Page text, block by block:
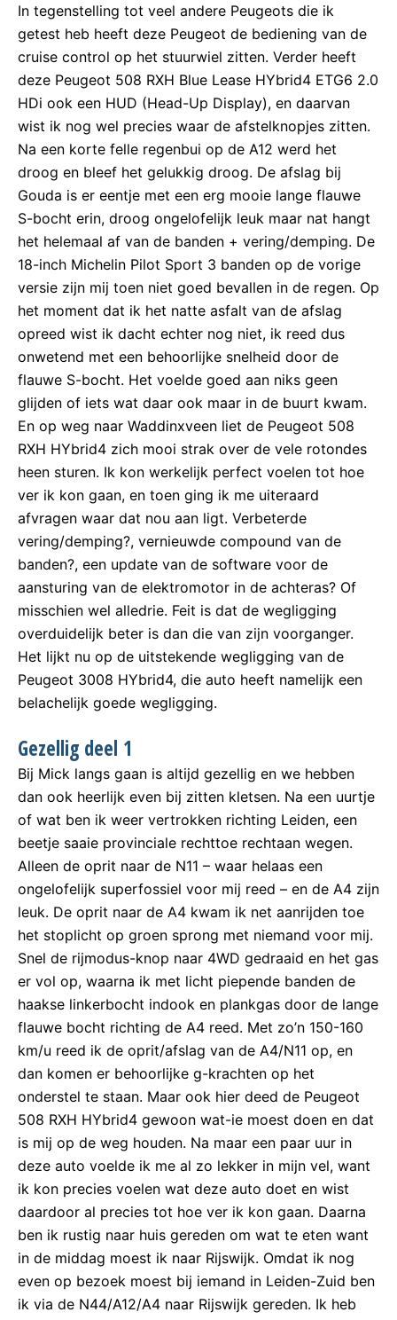
In tegenstelling tot veel andere Peugeots die ik
getest heb heeft deze Peugeot de bediening van de
cruise control op het stuurwiel zitten. Verder heeft
deze Peugeot 508 RXH Blue Lease HYbrid4 ETG6 2.0
HDi ook een HUD (Head-Up Display), en daarvan
wist ik nog wel precies waar de afstelknopjes zitten.
Na een korte felle regenbui op de A12 werd het
droog en bleef het gelukkig droog. De afslag bij
Gouda is er eentje met een erg mooie lange flauwe
S-bocht erin, droog ongelofelijk leuk maar nat hangt
het helemaal af van de banden + vering/demping. De
18-inch Michelin Pilot Sport 3 banden op de vorige
versie zijn mij toen niet goed bevallen in de regen. Op
het moment dat ik het natte asfalt van de afslag
opreed wist ik dacht echter nog niet, ik reed dus
onwetend met een behoorlijke snelheid door de
flauwe S-bocht. Het voelde goed aan niks geen
glijden of iets wat daar ook maar in de buurt kwam.
En op weg naar Waddinxveen liet de Peugeot 508
RXH HYbrid4 zich mooi strak over de vele rotondes
heen sturen. Ik kon werkelijk perfect voelen tot hoe
ver ik kon gaan, en toen ging ik me uiteraard
afvragen waar dat nou aan ligt. Verbeterde
vering/demping?, vernieuwde compound van de
banden?, een update van de software voor de
aansturing van de elektromotor in de achteras? Of
misschien wel alledrie. Feit is dat de wegligging
overduidelijk beter is dan die van zijn voorganger.
Het lijkt nu op de uitstekende wegligging van de
Peugeot 3008 HYbrid4, die auto heeft namelijk een
belachelijk goede wegligging.
Gezellig deel 1
Bij Mick langs gaan is altijd gezellig en we hebben
dan ook heerlijk even bij zitten kletsen. Na een uurtje
of wat ben ik weer vertrokken richting Leiden, een
beetje saaie provinciale rechttoe rechtaan wegen.
Alleen de oprit naar de N11 – waar helaas een
ongelofelijk superfossiel voor mij reed – en de A4 zijn
leuk. De oprit naar de A4 kwam ik net aanrijden toe
het stoplicht op groen sprong met niemand voor mij.
Snel de rijmodus-knop naar 4WD gedraaid en het gas
er vol op, waarna ik met licht piepende banden de
haakse linkerbocht indook en plankgas door de lange
flauwe bocht richting de A4 reed. Met zo’n 150-160
km/u reed ik de oprit/afslag van de A4/N11 op, en
dan komen er behoorlijke g-krachten op het
onderstel te staan. Maar ook hier deed de Peugeot
508 RXH HYbrid4 gewoon wat-ie moest doen en dat
is mij op de weg houden. Na maar een paar uur in
deze auto voelde ik me al zo lekker in mijn vel, want
ik kon precies voelen wat deze auto doet en wist
daardoor al precies tot hoe ver ik kon gaan. Daarna
ben ik rustig naar huis gereden om wat te eten want
in de middag moest ik naar Rijswijk. Omdat ik nog
even op bezoek moest bij iemand in Leiden-Zuid ben
ik via de N44/A12/A4 naar Rijswijk gereden. Ik heb